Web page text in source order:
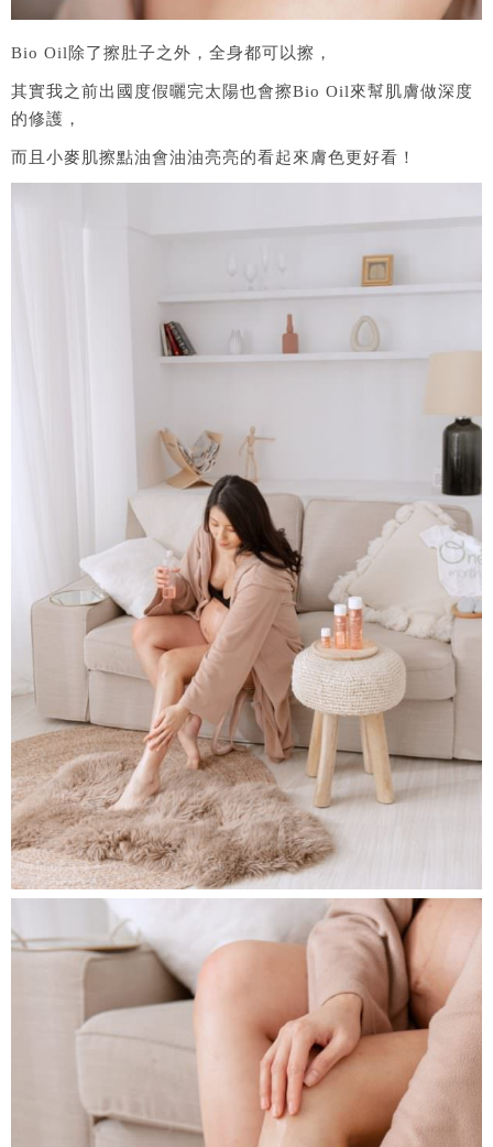
Bio Oil除了擦肚子之外，全身都可以擦，
其實我之前出國度假曬完太陽也會擦Bio Oil來幫肌膚做深度
的修護，
而且小麥肌擦點油會油油亮亮的看起來膚色更好看！